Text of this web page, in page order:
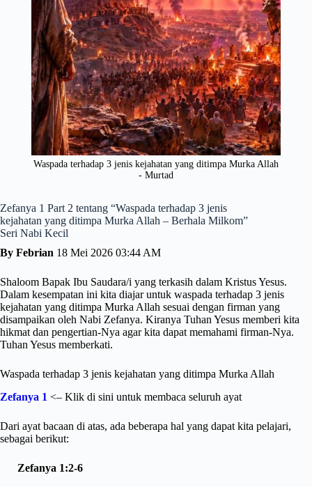
Waspada terhadap 3 jenis kejahatan yang ditimpa Murka Allah
- Murtad
Zefanya 1 Part 2 tentang “Waspada terhadap 3 jenis
kejahatan yang ditimpa Murka Allah – Berhala Milkom”
Seri Nabi Kecil
By Febrian 18 Mei 2026 03:44 AM
Shaloom Bapak Ibu Saudara/i yang terkasih dalam Kristus Yesus.
Dalam kesempatan ini kita diajar untuk waspada terhadap 3 jenis
kejahatan yang ditimpa Murka Allah sesuai dengan firman yang
disampaikan oleh Nabi Zefanya. Kiranya Tuhan Yesus memberi kita
hikmat dan pengertian-Nya agar kita dapat memahami firman-Nya.
Tuhan Yesus memberkati.
Waspada terhadap 3 jenis kejahatan yang ditimpa Murka Allah
Zefanya 1 <– Klik di sini untuk membaca seluruh ayat
Dari ayat bacaan di atas, ada beberapa hal yang dapat kita pelajari,
sebagai berikut:
Zefanya 1:2-6